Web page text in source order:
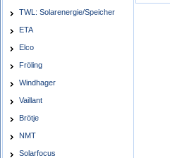
TWL: Solarenergie/Speicher
ETA
Elco
Fröling
Windhager
Vaillant
Brötje
NMT
Solarfocus